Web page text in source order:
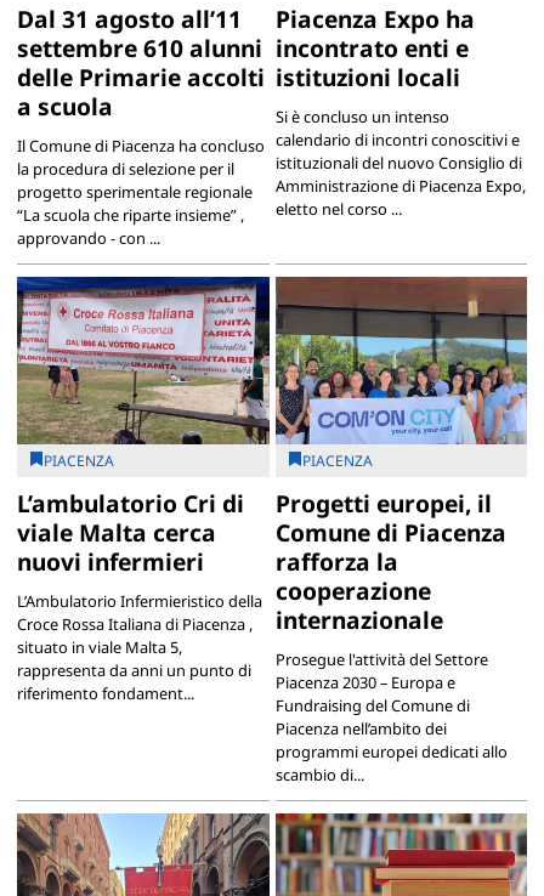
Dal 31 agosto all’11
settembre 610 alunni
delle Primarie accolti
a scuola
Il Comune di Piacenza ha concluso
la procedura di selezione per il
progetto sperimentale regionale
“La scuola che riparte insieme” ,
approvando - con ...
Piacenza Expo ha
incontrato enti e
istituzioni locali
Si è concluso un intenso
calendario di incontri conoscitivi e
istituzionali del nuovo Consiglio di
Amministrazione di Piacenza Expo,
eletto nel corso ...
PIACENZA
L’ambulatorio Cri di
viale Malta cerca
nuovi infermieri
L’Ambulatorio Infermieristico della
Croce Rossa Italiana di Piacenza ,
situato in viale Malta 5,
rappresenta da anni un punto di
riferimento fondament...
PIACENZA
Progetti europei, il
Comune di Piacenza
rafforza la
cooperazione
internazionale
Prosegue l'attività del Settore
Piacenza 2030 – Europa e
Fundraising del Comune di
Piacenza nell’ambito dei
programmi europei dedicati allo
scambio di...